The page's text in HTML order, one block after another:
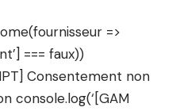
=>
=== faux))
Consentement non
console.log(‘[GAM